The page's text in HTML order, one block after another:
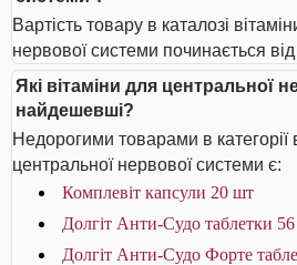
Вартість товару в каталозі
нервової системи починається
Які вітаміни для центральної
найдешевші?
Недорогими товарами в категорії
центральної нервової системи є:
Комплевіт капсули 20 шт
Долгіт Анти-Судо таблетки
Долгіт Анти-Судо Форте